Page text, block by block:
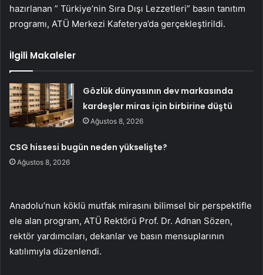
hazırlanan ” Türkiye’nin Sıra Dışı Lezzetleri” basın tanıtım
programı, ATÜ Merkezi Kafeterya’da gerçekleştirildi.
İlgili Makaleler
Gözlük dünyasının dev markasında
kardeşler miras için birbirine düştü
Ağustos 8, 2026
CSG hissesi bugün neden yükselişte?
Ağustos 8, 2026
Anadolu’nun köklü mutfak mirasını bilimsel bir perspektifle
ele alan program, ATÜ Rektörü Prof. Dr. Adnan Sözen,
rektör yardımcıları, dekanlar ve basın mensuplarının
katılımıyla düzenlendi.